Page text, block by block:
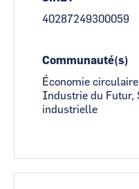
40287249300059
Communauté(s)
Économie
Industrie du Futur,
industrielle